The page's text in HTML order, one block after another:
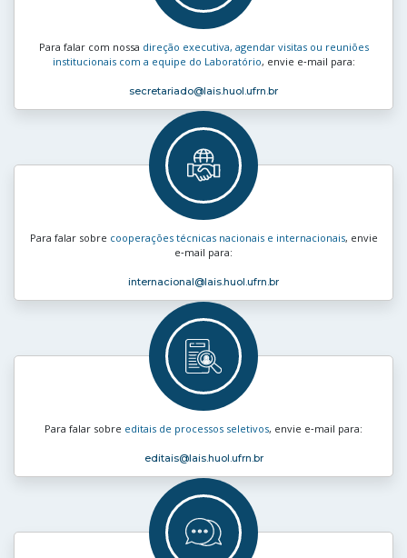
Para falar com nossa direção executiva, agendar visitas ou reuniões
institucionais com a equipe do Laboratório, envie e‑mail para:
secretariado@lais.huol.ufrn.br
Para falar sobre cooperações técnicas nacionais e internacionais, envie
e‑mail para:
internacional@lais.huol.ufrn.br
Para falar sobre editais de processos seletivos, envie e‑mail para:
editais@lais.huol.ufrn.br